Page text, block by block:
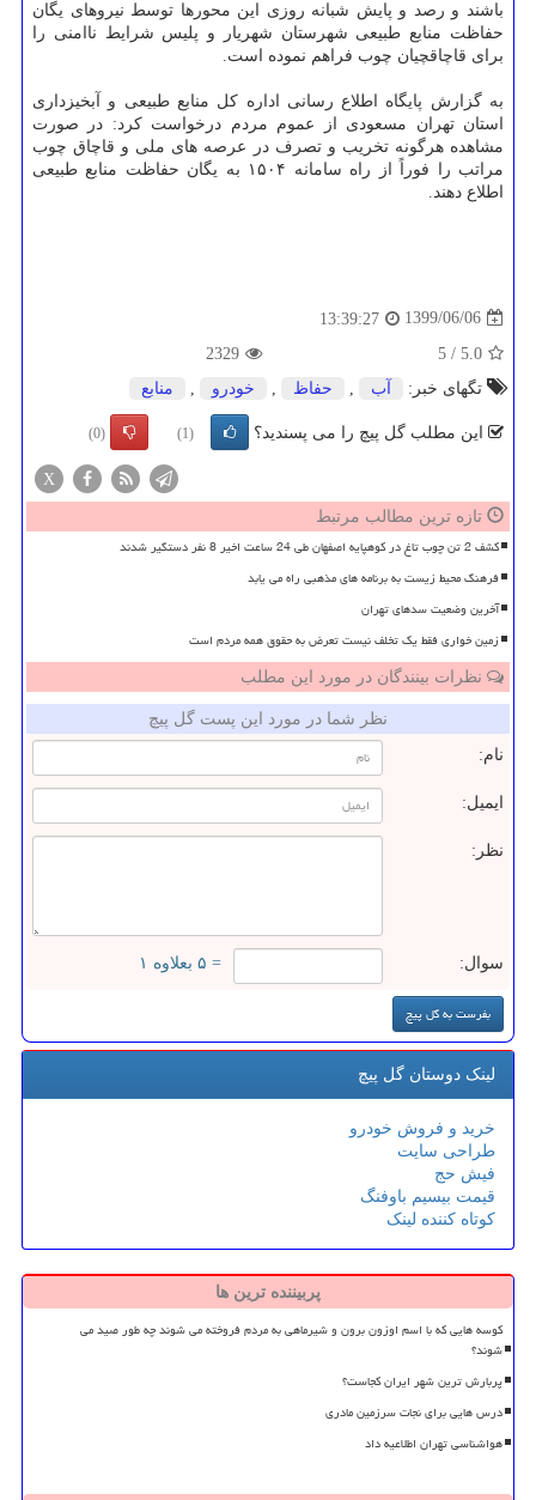
باشند و رصد و پایش شبانه روزی این محورها توسط نیروهای یگان
حفاظت منابع طبیعی شهرستان شهریار و پلیس شرایط ناامنی را
برای قاچاقچیان چوب فراهم نموده است.
به گزارش پایگاه اطلاع رسانی اداره کل منابع طبیعی و آبخیزداری
استان تهران مسعودی از عموم مردم درخواست کرد: در صورت
مشاهده هرگونه تخریب و تصرف در عرصه های ملی و قاچاق چوب
مراتب را فوراً از راه سامانه ۱۵۰۴ به یگان حفاظت منابع طبیعی
اطلاع دهند.
1399/06/06
13:39:27
5.0
/
5
2329
تگهای خبر:
آب , حفاظ , خودرو , منابع
این مطلب گل پیچ را می پسندید؟ (1)
(0)
X
تازه ترین مطالب مرتبط
کشف 2 تن چوب تاغ در کوهپایه اصفهان طی 24 ساعت اخیر 8 نفر دستگیر شدند
فرهنگ محیط زیست به برنامه های مذهبی راه می یابد
آخرین وضعیت سدهای تهران
زمین خواری فقط یک تخلف نیست تعرض به حقوق همه مردم است
نظرات بینندگان در مورد این مطلب
نظر شما در مورد این پست گل پیچ
نام:
ایمیل:
نظر:
سوال: = ۵ بعلاوه ۱
لینک دوستان گل پیچ
خرید و فروش خودرو
طراحی سایت
فیش حج
قیمت بیسیم باوفنگ
کوتاه کننده لینک
پربیننده ترین ها
کوسه هایی که با اسم اوزون برون و شیرماهی به مردم فروخته می شوند چه طور صید می
شوند؟
پربارش ترین شهر ایران کجاست؟
درس هایی برای نجات سرزمین مادری
هواشناسی تهران اطلاعیه داد